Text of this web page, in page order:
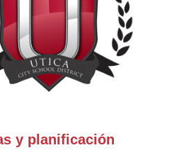
y planificación